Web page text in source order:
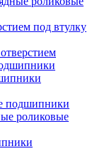
под втулку
подшипники
роликовые